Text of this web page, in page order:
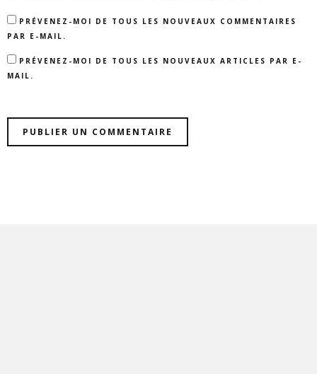
PRÉVENEZ-MOI DE TOUS LES NOUVEAUX COMMENTAIRES
PAR E-MAIL.
PRÉVENEZ-MOI DE TOUS LES NOUVEAUX ARTICLES PAR E-
MAIL.